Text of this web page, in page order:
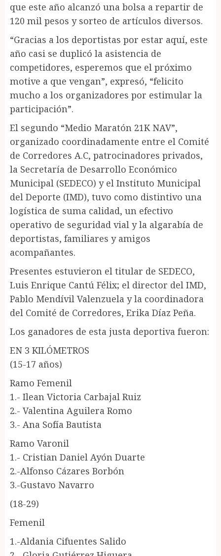
que este año alcanzó una bolsa a repartir de
120 mil pesos y sorteo de artículos diversos.
“Gracias a los deportistas por estar aquí, este
año casi se duplicó la asistencia de
competidores, esperemos que el próximo
motive a que vengan”, expresó, “felicito
mucho a los organizadores por estimular la
participación”.
El segundo “Medio Maratón 21K NAV”,
organizado coordinadamente entre el Comité
de Corredores A.C, patrocinadores privados,
la Secretaría de Desarrollo Económico
Municipal (SEDECO) y el Instituto Municipal
del Deporte (IMD), tuvo como distintivo una
logística de suma calidad, un efectivo
operativo de seguridad vial y la algarabía de
deportistas, familiares y amigos
acompañantes.
Presentes estuvieron el titular de SEDECO,
Luis Enrique Cantú Félix; el director del IMD,
Pablo Mendívil Valenzuela y la coordinadora
del Comité de Corredores, Erika Díaz Peña.
Los ganadores de esta justa deportiva fueron:
EN 3 KILÓMETROS
(15-17 años)
Ramo Femenil
1.- Ilean Victoria Carbajal Ruiz
2.- Valentina Aguilera Romo
3.- Ana Sofía Bautista
Ramo Varonil
1.- Cristian Daniel Ayón Duarte
2.-Alfonso Cázares Borbón
3.-Gustavo Navarro
(18-29)
Femenil
1.-Aldania Cifuentes Salido